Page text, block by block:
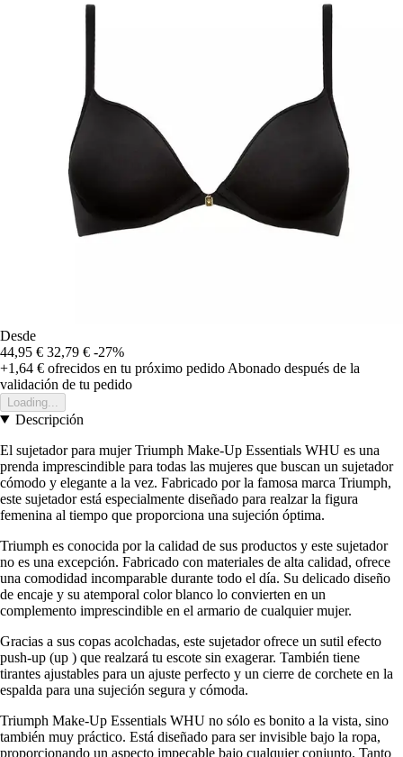
Desde
44,95 € 32,79 € -27%
+1,64 € ofrecidos en tu próximo pedido Abonado después de la
validación de tu pedido
Loading...
Descripción
El sujetador para mujer Triumph Make-Up Essentials WHU es una
prenda imprescindible para todas las mujeres que buscan un sujetador
cómodo y elegante a la vez. Fabricado por la famosa marca Triumph,
este sujetador está especialmente diseñado para realzar la figura
femenina al tiempo que proporciona una sujeción óptima.
Triumph es conocida por la calidad de sus productos y este sujetador
no es una excepción. Fabricado con materiales de alta calidad, ofrece
una comodidad incomparable durante todo el día. Su delicado diseño
de encaje y su atemporal color blanco lo convierten en un
complemento imprescindible en el armario de cualquier mujer.
Gracias a sus copas acolchadas, este sujetador ofrece un sutil efecto
push-up (up ) que realzará tu escote sin exagerar. También tiene
tirantes ajustables para un ajuste perfecto y un cierre de corchete en la
espalda para una sujeción segura y cómoda.
Triumph Make-Up Essentials WHU no sólo es bonito a la vista, sino
también muy práctico. Está diseñado para ser invisible bajo la ropa,
proporcionando un aspecto impecable bajo cualquier conjunto. Tanto